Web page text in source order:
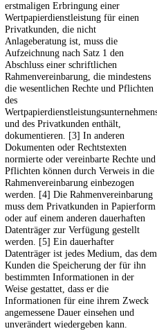
erstmaligen Erbringung einer
Wertpapierdienstleistung für einen
Privatkunden, die nicht
Anlageberatung ist, muss die
Aufzeichnung nach Satz 1 den
Abschluss einer schriftlichen
Rahmenvereinbarung, die mindestens
die wesentlichen Rechte und Pflichten
des
und des Privatkunden enthält,
dokumentieren. [3] In anderen
Dokumenten oder Rechtstexten
normierte oder vereinbarte Rechte und
Pflichten können durch Verweis in die
Rahmenvereinbarung einbezogen
werden. [4] Die Rahmenvereinbarung
muss dem Privatkunden in Papierform
oder auf einem anderen dauerhaften
Datenträger zur Verfügung gestellt
werden. [5] Ein dauerhafter
Datenträger ist jedes Medium, das dem
Kunden die Speicherung der für ihn
bestimmten Informationen in der
Weise gestattet, dass er die
Informationen für eine ihrem Zweck
angemessene Dauer einsehen und
unverändert wiedergeben kann.